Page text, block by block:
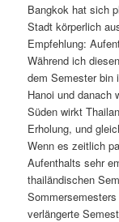
Bangkok hat sich
Stadt körperlich
Empfehlung:
Während ich
dem Semester bin
Hanoi und danach
Süden wirkt
Erholung, und
Wenn es zeitlich
Aufenthalts sehr
thailändischen
verlängerte